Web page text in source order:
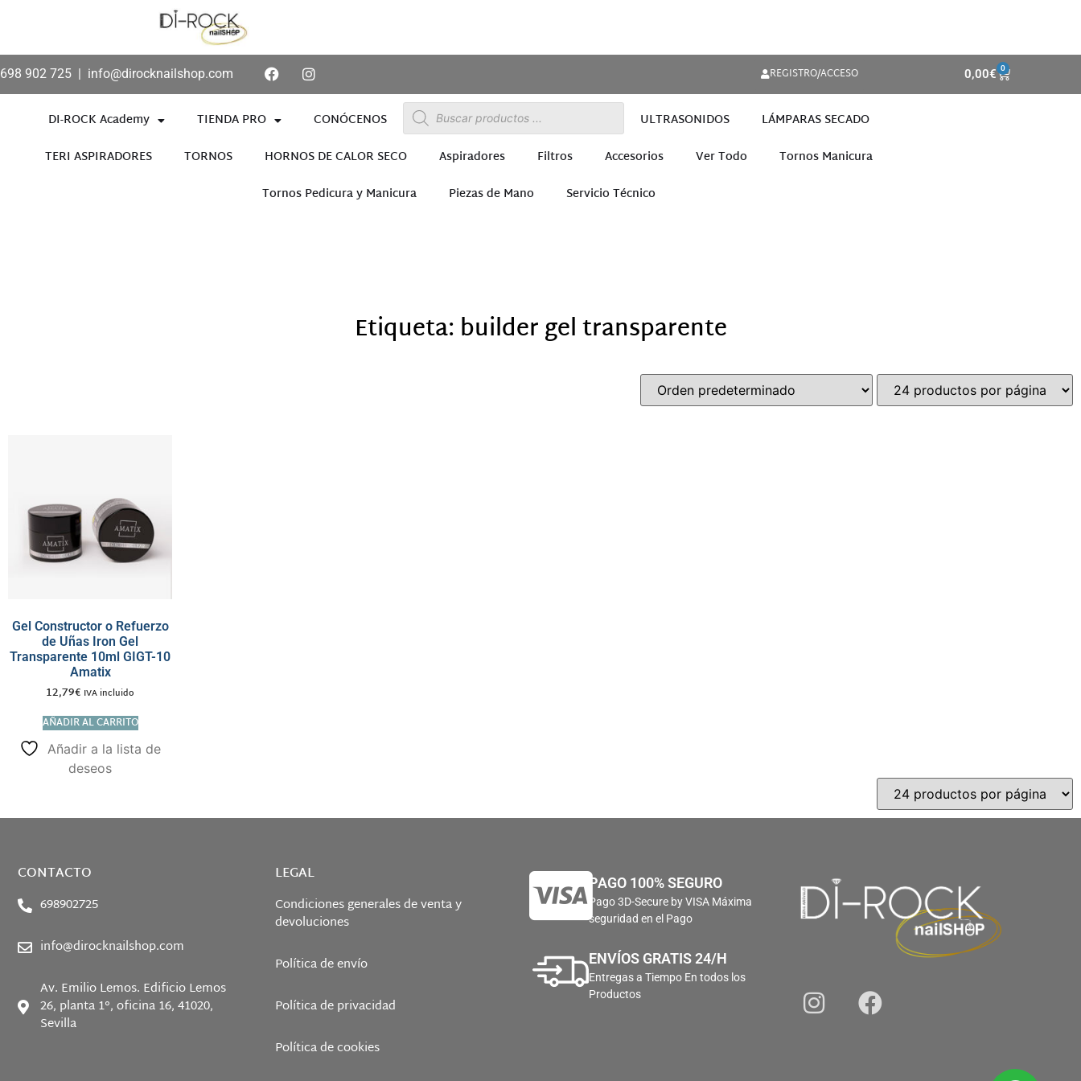
698 902 725 | info@dirocknailshop.com REGISTRO/ACCESO 0,00€ 0
DI-ROCK Academy TIENDA PRO CONÓCENOS ULTRASONIDOS
LÁMPARAS SECADO
TERI ASPIRADORES
TORNOS HORNOS DE CALOR SECO Aspiradores Filtros Accesorios Ver Todo
Tornos Manicura
Tornos Pedicura y Manicura
Piezas de Mano Servicio Técnico
Etiqueta: builder gel transparente
Gel Constructor o Refuerzo
de Uñas Iron Gel
Transparente 10ml GIGT-10
Amatix
12,79€ IVA incluido
AÑADIR AL CARRITO
Añadir a la lista de
deseos
CONTACTO
698902725
info@dirocknailshop.com
Av. Emilio Lemos. Edificio Lemos
26, planta 1°, oficina 16, 41020,
Sevilla
LEGAL
Condiciones generales de venta y
devoluciones
Política de envío
Política de privacidad
Política de cookies
PAGO 100% SEGURO
Pago 3D-Secure by VISA Máxima
seguridad en el Pago
ENVÍOS GRATIS 24/H
Entregas a Tiempo En todos los
Productos